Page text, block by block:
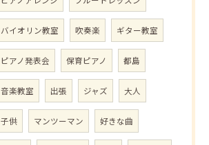
バイオリン教室 吹奏楽 ギター教室
ピアノ発表会 保育ピアノ 都島
音楽教室 出張 ジャズ 大人
子供 マンツーマン 好きな曲